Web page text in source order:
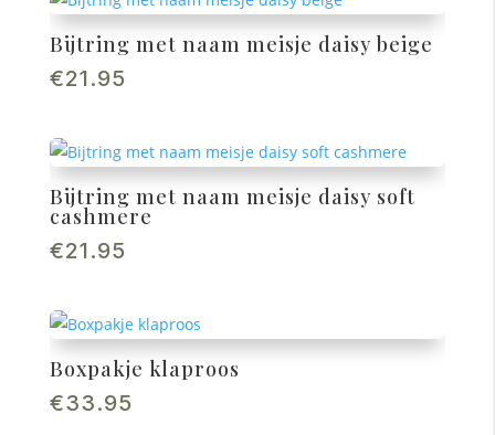
Bijtring met naam meisje daisy beige
€21.95
Bijtring met naam meisje daisy soft
cashmere
€21.95
Boxpakje klaproos
€33.95